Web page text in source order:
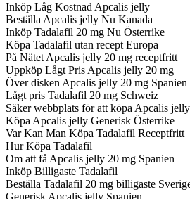
Inköp Låg Kostnad Apcalis jelly
Beställa Apcalis jelly Nu Kanada
Inköp Tadalafil 20 mg Nu Österrike
Köpa Tadalafil utan recept Europa
På Nätet Apcalis jelly 20 mg receptfritt
Uppköp Lågt Pris Apcalis jelly 20 mg
Över disken Apcalis jelly 20 mg Spanien
Lågt pris Tadalafil 20 mg Schweiz
Säker webbplats för att köpa Apcalis
Köpa Apcalis jelly Generisk Österrike
Var Kan Man Köpa Tadalafil Receptfritt
Hur Köpa Tadalafil
Om att få Apcalis jelly 20 mg Spanien
Inköp Billigaste Tadalafil
Beställa Tadalafil 20 mg billigaste
Generisk Apcalis jelly Spanien